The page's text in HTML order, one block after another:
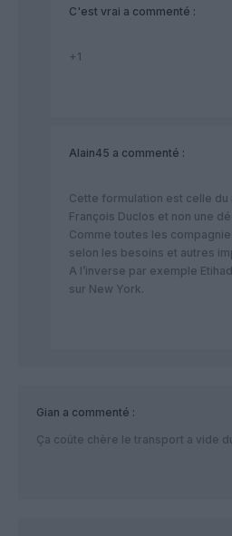
C'est vrai a commenté :
+1
Alain45 a commenté :
Cette formulation est celle du
François Duclos et non une
Comme toutes les
selon les besoins et autres
A l’inverse par exemple
sur New York.
Gian a commenté :
Ça coûte chère le transport a vide